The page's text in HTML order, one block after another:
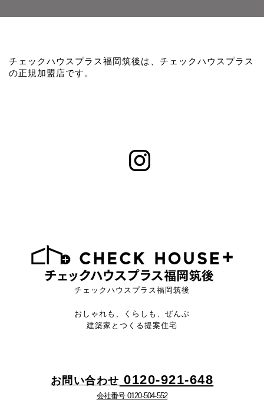
チェックハウスプラス福岡筑後は、チェックハウスプラス
の正規加盟店です。
チェックハウスプラス福岡筑後
おしゃれも、くらしも、ぜんぶ
建築家とつくる提案住宅
お問い合わせ 0120-921-648
会社番号 0120-504-552